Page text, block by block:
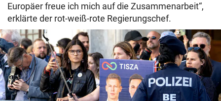
Europäer freue ich mich auf die Zusammenarbeit“,
erklärte der rot-weiß-rote Regierungschef.